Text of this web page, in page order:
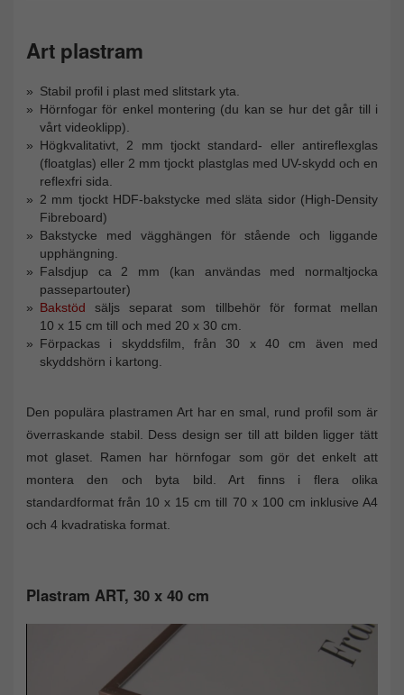
Art plastram
Stabil profil i plast med slitstark yta.
Hörnfogar för enkel montering (du kan se hur det går till i
vårt videoklipp).
Högkvalitativt, 2 mm tjockt standard- eller antireflexglas
(floatglas) eller 2 mm tjockt plastglas med UV-skydd och en
reflexfri sida.
2 mm tjockt HDF-bakstycke med släta sidor (High-Density
Fibreboard)
Bakstycke med vägghängen för stående och liggande
upphängning.
Falsdjup ca 2 mm (kan användas med normaltjocka
passepartouter)
Bakstöd säljs separat som tillbehör för format mellan
10 x 15 cm till och med 20 x 30 cm.
Förpackas i skyddsfilm, från 30 x 40 cm även med
skyddshörn i kartong.
Den populära plastramen Art har en smal, rund profil som är
överraskande stabil. Dess design ser till att bilden ligger tätt
mot glaset. Ramen har hörnfogar som gör det enkelt att
montera den och byta bild. Art finns i flera olika
standardformat från 10 x 15 cm till 70 x 100 cm inklusive A4
och 4 kvadratiska format.
Plastram ART, 30 x 40 cm